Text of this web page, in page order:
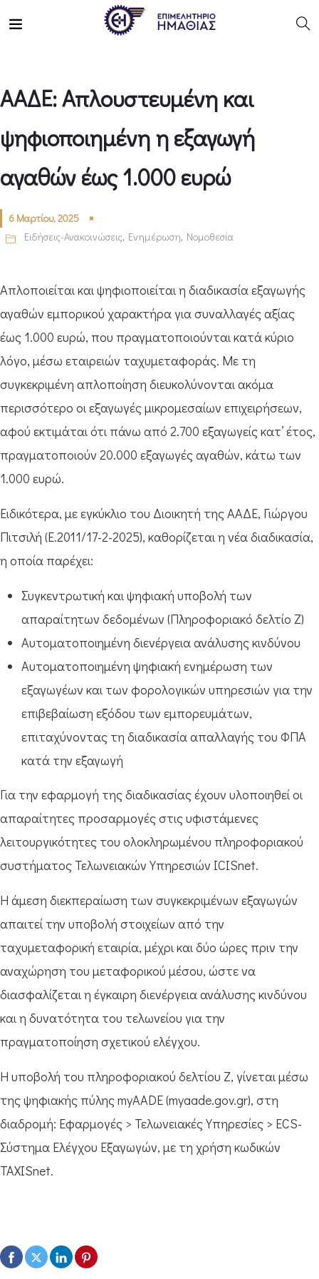
ΑΑΔΕ: Απλουστευμένη και
ψηφιοποιημένη η εξαγωγή
αγαθών έως 1.000 ευρώ
6 Μαρτίου, 2025
Ειδήσεις-Ανακοινώσεις, Ενημέρωση, Νομοθεσία
Απλοποιείται και ψηφιοποιείται η διαδικασία εξαγωγής
αγαθών εμπορικού χαρακτήρα για συναλλαγές αξίας
έως 1.000 ευρώ, που πραγματοποιούνται κατά κύριο
λόγο, μέσω εταιρειών ταχυμεταφοράς. Με τη
συγκεκριμένη απλοποίηση διευκολύνονται ακόμα
περισσότερο οι εξαγωγές μικρομεσαίων επιχειρήσεων,
αφού εκτιμάται ότι πάνω από 2.700 εξαγωγείς κατ’ έτος,
πραγματοποιούν 20.000 εξαγωγές αγαθών, κάτω των
1.000 ευρώ.
Ειδικότερα, με εγκύκλιο του Διοικητή της ΑΑΔΕ, Γιώργου
Πιτσιλή (E.2011/17-2-2025), καθορίζεται η νέα διαδικασία,
η οποία παρέχει:
Συγκεντρωτική και ψηφιακή υποβολή των
απαραίτητων δεδομένων (Πληροφοριακό δελτίο Ζ)
Αυτοματοποιημένη διενέργεια ανάλυσης κινδύνου
Αυτοματοποιημένη ψηφιακή ενημέρωση των
εξαγωγέων και των φορολογικών υπηρεσιών για την
επιβεβαίωση εξόδου των εμπορευμάτων,
επιταχύνοντας τη διαδικασία απαλλαγής του ΦΠΑ
κατά την εξαγωγή
Για την εφαρμογή της διαδικασίας έχουν υλοποιηθεί οι
απαραίτητες προσαρμογές στις υφιστάμενες
λειτουργικότητες του ολοκληρωμένου πληροφοριακού
συστήματος Τελωνειακών Υπηρεσιών ICISnet.
Η άμεση διεκπεραίωση των συγκεκριμένων εξαγωγών
απαιτεί την υποβολή στοιχείων από την
ταχυμεταφορική εταιρία, μέχρι και δύο ώρες πριν την
αναχώρηση του μεταφορικού μέσου, ώστε να
διασφαλίζεται η έγκαιρη διενέργεια ανάλυσης κινδύνου
και η δυνατότητα του τελωνείου για την
πραγματοποίηση σχετικού ελέγχου.
Η υποβολή του πληροφοριακού δελτίου Ζ, γίνεται μέσω
της ψηφιακής πύλης myAADE (myaade.gov.gr), στη
διαδρομή: Εφαρμογές > Τελωνειακές Υπηρεσίες > ECS-
Σύστημα Ελέγχου Εξαγωγών, με τη χρήση κωδικών
TAXISnet.